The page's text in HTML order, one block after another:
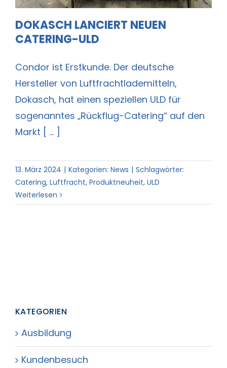
DOKASCH LANCIERT NEUEN
CATERING-ULD
Condor ist Erstkunde. Der deutsche
Hersteller von Luftfrachtlademitteln,
Dokasch, hat einen speziellen ULD für
sogenanntes „Rückflug-Catering“ auf den
Markt [ ... ]
13. März 2024 | Kategorien: News | Schlagwörter:
Catering, Luftfracht, Produktneuheit, ULD
Weiterlesen
KATEGORIEN
Ausbildung
Kundenbesuch